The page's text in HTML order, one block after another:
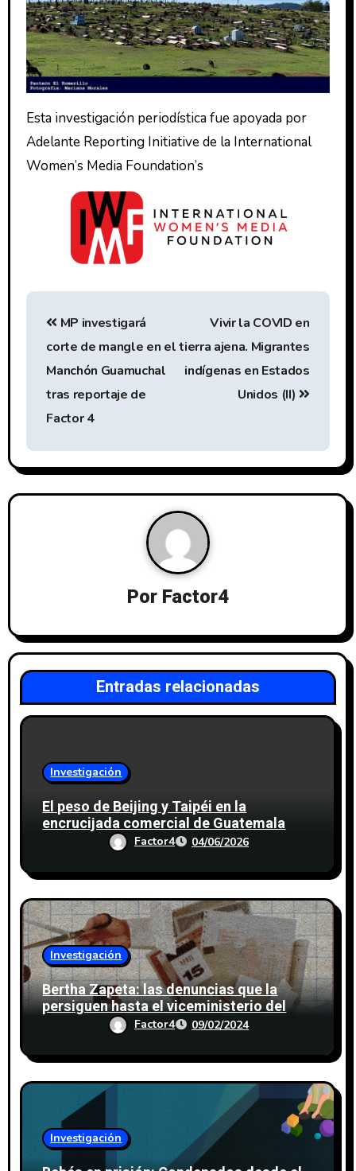
Esta investigación periodística fue apoyada por
Adelante Reporting Initiative de la International
Women’s Media Foundation’s
MP investigará
corte de mangle en el
Manchón Guamuchal
tras reportaje de
Factor 4
Vivir la COVID en
tierra ajena. Migrantes
indígenas en Estados
Unidos (II)
Por Factor4
Entradas relacionadas
Investigación
El peso de Beijing y Taipéi en la
encrucijada comercial de Guatemala
Factor4 04/06/2026
Investigación
Bertha Zapeta: las denuncias que la
persiguen hasta el viceministerio del
Factor4 09/02/2024
Investigación